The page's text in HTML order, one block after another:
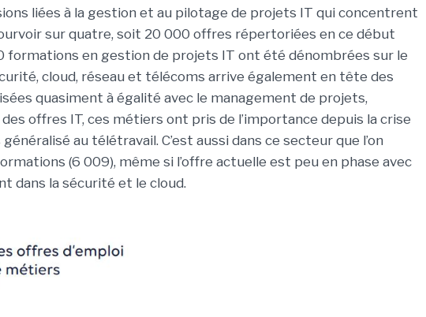
liées à la gestion et au pilotage de projets IT qui concentrent
sur quatre, soit 20 000 offres répertoriées en ce début
formations en gestion de projets IT ont été dénombrées sur le
cloud, réseau et télécoms arrive également en tête des
quasiment à égalité avec le management de projets,
offres IT, ces métiers ont pris de l’importance depuis la crise
au télétravail. C’est aussi dans ce secteur que l’on
(6 009), même si l’offre actuelle est peu en phase avec
dans la sécurité et le cloud.